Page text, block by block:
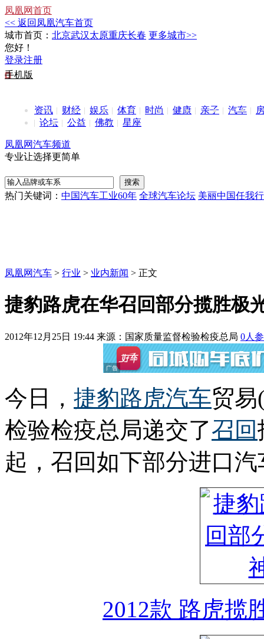
凤凰网首页
<< 返回凤凰汽车首页
城市首页： 北京武汉太原重庆长春 更多城市>>
您好！
登录注册
手机版
资讯 财经 娱乐 体育 时尚 健康 亲子 汽车
论坛
公益 佛教 星座
凤凰网汽车频道
专业让选择更简单
热门关键词： 中国汽车工业60年 全球汽车论坛 美丽中国任我行
凤凰网汽车 > 行业 > 业内新闻 > 正文
捷豹路虎在华召回部分揽胜极
2012年12月25日 19:44 来源：国家质量监督检验检疫总局 0人
今日， 捷豹路虎汽车贸
检验检疫总局递交了召回
起，召回如下部分进口汽
2012款 路虎揽